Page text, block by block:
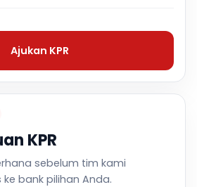
KPR
sebelum tim kami
bank pilihan Anda.
Ajukan KPR